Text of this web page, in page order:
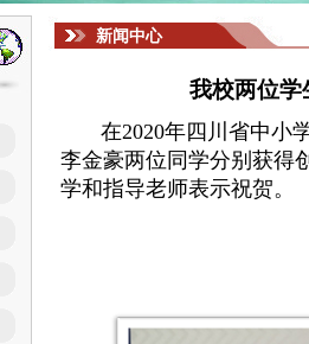
新闻中心
我校两位学
在2020年四川省中小
李金豪两位同学分别获得
学和指导老师表示祝贺。